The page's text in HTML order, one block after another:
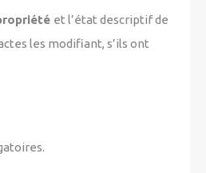
et l’état descriptif de
les modifiant, s’ils ont